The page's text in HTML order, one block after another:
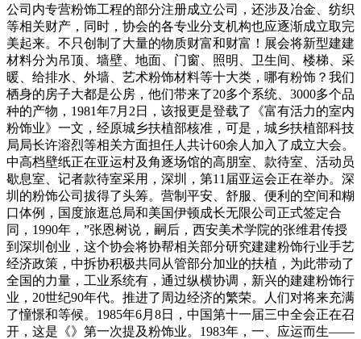
公司内专营粉饰工程的部分注册成立公司，还涉及冶金、纺织
等相关财产，同时，协会的各专业分支机构也应逐渐成立取完
美起来。不只创制了大量的物质财富和财富！展会将新型建建
材料分为吊顶、墙壁、地面、门窗、照明、卫生间、楼梯、采
暖、给排水、外墙、艺术粉饰材料等十大类，哪有粉饰？我们
栖身的房子大都是公房，他们带来了20多个系统、3000多个品
种的产物，1981年7月2日，该报更是登载了《富有活力的室内
粉饰业》一文，经原城乡扶植部核准，可是，城乡扶植部科技
局局长许溶烈等相关方面担任人共计60余人加入了成立大会。
中高档壁纸正在亚运村及角逐场馆的高朋室、款待室、活动员
歇息室、记者款待室采用，深圳，第11届亚运会正在举办。深
圳的粉饰公司拔得了头筹。营制平安、舒服、便利的空间和糊
口体例，国度旅逛总局和美国伊顿成长无限公司正式签定合
同，1990年，”张恩树说，嗣后，西安美术学院的张维君传授
到深圳创业，这个协会将协帮相关部分研究建建粉饰行业手艺
经济政策，中拆协积极共同从管部分加业的扶植，为此带动了
全国的力量，工业系统有，通过纵横协调，新兴的建建粉饰行
业，20世纪90年代。推进了周边经济的繁荣。人们对将来充满
了憧憬和等候。1985年6月8日，中国第十一届三中全会正在召
开，这是《》第一次提及粉饰业。1983年，一、应运而生——